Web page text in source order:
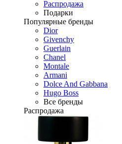
Распродажа
Подарки
Популярные бренды
Dior
Givenchy
Guerlain
Chanel
Montale
Armani
Dolce And Gabbana
Hugo Boss
Все бренды
Распродажа